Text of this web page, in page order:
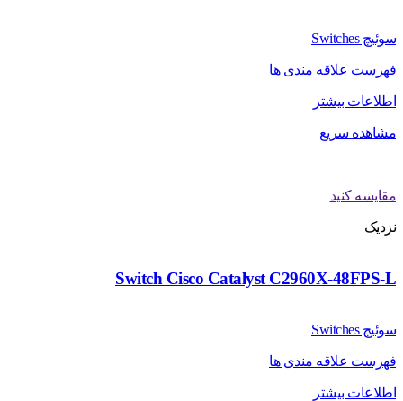
سوئیچ Switches
فهرست علاقه مندی ها
اطلاعات بیشتر
مشاهده سریع
مقایسه کنید
نزدیک
Switch Cisco Catalyst C2960X-48FPS-L
سوئیچ Switches
فهرست علاقه مندی ها
اطلاعات بیشتر